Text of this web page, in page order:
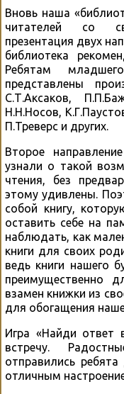
Вновь наша
читателей со
презентация двух
библиотека
Ребятам
представлены
С.Т.Аксаков,
Н.Н.Носов,
П.Треверс и других.
Второе
узнали о такой
чтения, без
этому удивлены.
собой книгу,
оставить себе на
наблюдать, как
книги для своих
ведь книги нашего
преимущественно
взамен книжки из
для обогащения
Игра «Найди ответ
встречу.
отправились
отличным